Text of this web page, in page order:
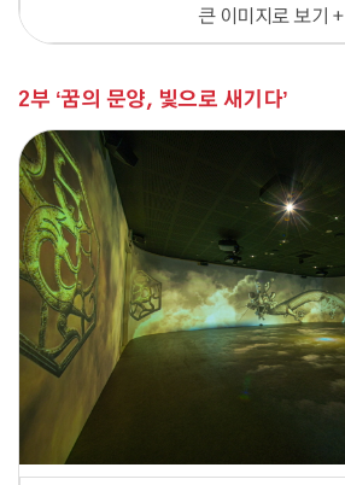
큰 이미지로 보기 +
2부 ‘꿈의 문양, 빛으로 새기다’